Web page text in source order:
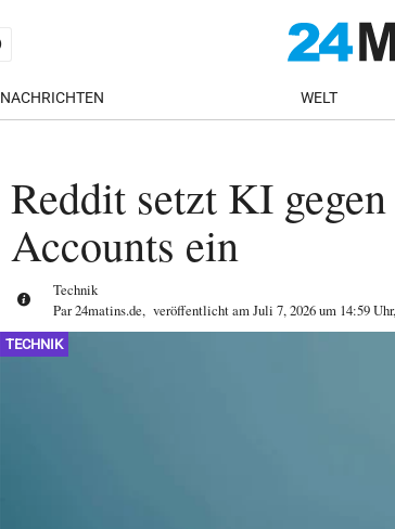
NACHRICHTEN WELT
Reddit setzt KI
Accounts ein
Technik
Par24matins.de, veröffentlicht amJuli 7, 2026um 14:59 Uhr
TECHNIK